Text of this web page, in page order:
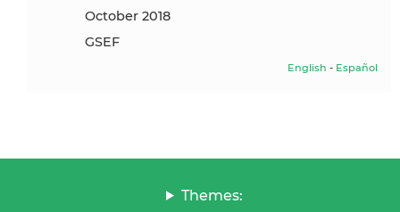
October 2018
GSEF
English - Español
Themes: